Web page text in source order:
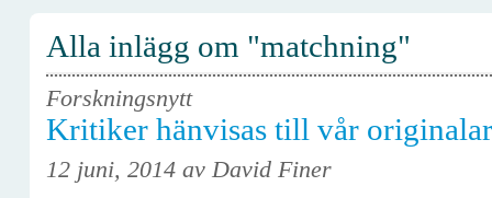
Alla inlägg om "matchning"
Forskningsnytt
Kritiker hänvisas till vår
12 juni, 2014 av David Finer